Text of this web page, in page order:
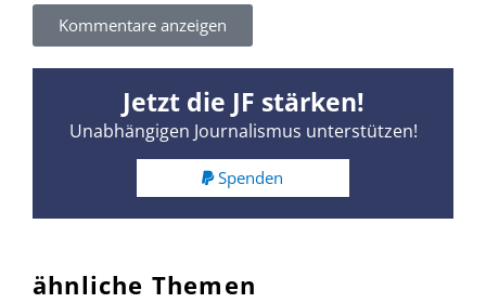
Kommentare anzeigen
Jetzt die JF stärken!
Unabhängigen Journalismus unterstützen!
Spenden
ähnliche Themen